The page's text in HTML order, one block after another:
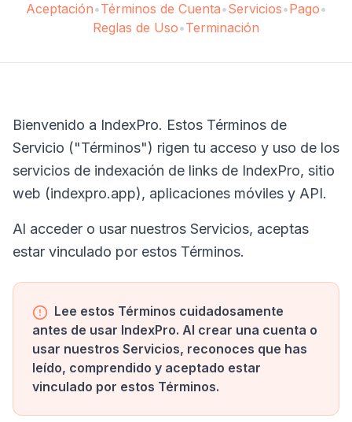
Aceptación•Términos de Cuenta•Servicios•Pago•
Reglas de Uso•Terminación
Bienvenido a IndexPro. Estos Términos de
Servicio ("Términos") rigen tu acceso y uso de los
servicios de indexación de links de IndexPro, sitio
web (indexpro.app), aplicaciones móviles y API.
Al acceder o usar nuestros Servicios, aceptas
estar vinculado por estos Términos.
Lee estos Términos cuidadosamente
antes de usar IndexPro. Al crear una cuenta o
usar nuestros Servicios, reconoces que has
leído, comprendido y aceptado estar
vinculado por estos Términos.